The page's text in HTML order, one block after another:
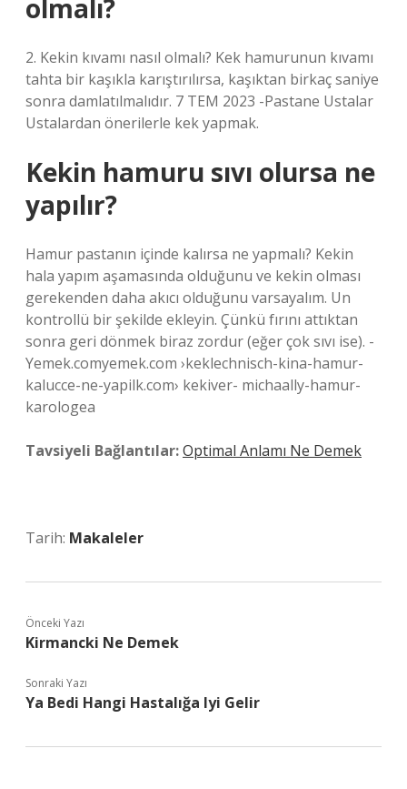
olmalı?
2. Kekin kıvamı nasıl olmalı? Kek hamurunun kıvamı
tahta bir kaşıkla karıştırılırsa, kaşıktan birkaç saniye
sonra damlatılmalıdır. 7 TEM 2023 -Pastane Ustalar
Ustalardan önerilerle kek yapmak.
Kekin hamuru sıvı olursa ne
yapılır?
Hamur pastanın içinde kalırsa ne yapmalı? Kekin
hala yapım aşamasında olduğunu ve kekin olması
gerekenden daha akıcı olduğunu varsayalım. Un
kontrollü bir şekilde ekleyin. Çünkü fırını attıktan
sonra geri dönmek biraz zordur (eğer çok sıvı ise). -
Yemek.comyemek.com ›keklechnisch-kina-hamur-
kalucce-ne-yapilk.com› kekiver- michaally-hamur-
karologea
Tavsiyeli Bağlantılar:Optimal Anlamı Ne Demek
Tarih: Makaleler
Önceki Yazı
Kirmancki Ne Demek
Sonraki Yazı
Ya Bedi Hangi Hastalığa Iyi Gelir